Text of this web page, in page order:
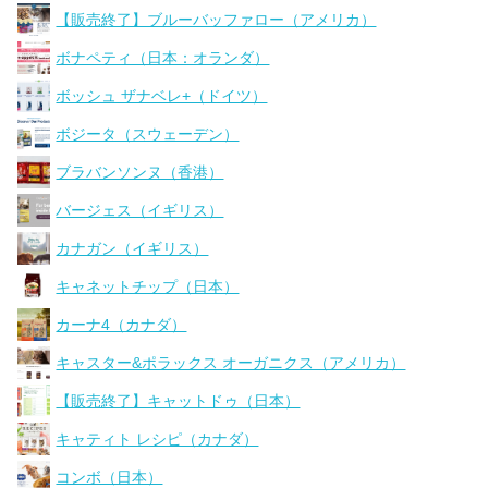
【販売終了】ブルーバッファロー（アメリカ）
ボナペティ（日本：オランダ）
ボッシュ ザナベレ+（ドイツ）
ボジータ（スウェーデン）
ブラバンソンヌ（香港）
バージェス（イギリス）
カナガン（イギリス）
キャネットチップ（日本）
カーナ4（カナダ）
キャスター&ポラックス オーガニクス（アメリカ）
【販売終了】キャットドゥ（日本）
キャティト レシピ（カナダ）
コンボ（日本）